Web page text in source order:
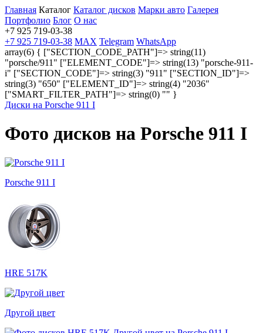
Главная Каталог Каталог дисков Марки авто Галерея
Портфолио Блог О нас
+7 925 719-03-38
+7 925 719-03-38 MAX Telegram WhatsApp
array(6) { ["SECTION_CODE_PATH"]=> string(11)
"porsche/911" ["ELEMENT_CODE"]=> string(13) "porsche-911-
i" ["SECTION_CODE"]=> string(3) "911" ["SECTION_ID"]=>
string(3) "650" ["ELEMENT_ID"]=> string(4) "2036"
["SMART_FILTER_PATH"]=> string(0) "" }
Диски на Porsche 911 I
Фото дисков на Porsche 911 I
Porsche 911 I
HRE 517K
Другой цвет